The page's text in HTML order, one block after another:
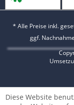
* Alle Preise inkl.
ggf.
Diese Website